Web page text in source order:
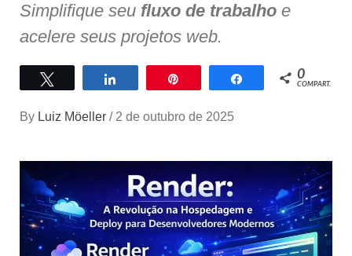
Simplifique seu fluxo de trabalho e
acelere seus projetos web.
Compartilhar Compartilhar
0
COMPART.
By Luiz Möeller / 2 de outubro de 2025